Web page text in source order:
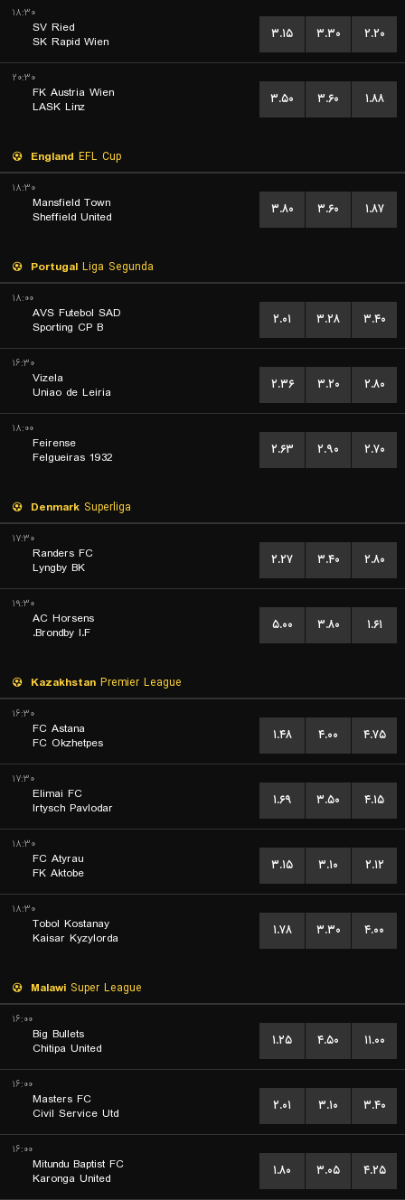
۱۸:۳۰
SV Ried
SK Rapid Wien
۳.۱۵ ۳.۳۰ ۲.۲۰
۲۰:۳۰
FK Austria Wien
LASK Linz
۳.۵۰ ۳.۶۰ ۱.۸۸
England EFL Cup
۱۸:۳۰
Mansfield Town
Sheffield United
۳.۸۰ ۳.۶۰ ۱.۸۷
Portugal Liga Segunda
۱۸:۰۰
AVS Futebol SAD
Sporting CP B
۲.۰۱ ۳.۲۸ ۳.۴۰
۱۶:۳۰
Vizela
Uniao de Leiria
۲.۳۶ ۳.۲۰ ۲.۸۰
۱۸:۰۰
Feirense
Felgueiras 1932
۲.۶۳ ۲.۹۰ ۲.۷۰
Denmark Superliga
۱۷:۳۰
Randers FC
Lyngby BK
۲.۲۷ ۳.۴۰ ۲.۸۰
۱۹:۳۰
AC Horsens
Brondby I.F.
۵.۰۰ ۳.۸۰ ۱.۶۱
Kazakhstan Premier League
۱۶:۳۰
FC Astana
FC Okzhetpes
۱.۴۸ ۴.۰۰ ۴.۷۵
۱۷:۳۰
Elimai FC
Irtysch Pavlodar
۱.۶۹ ۳.۵۰ ۴.۱۵
۱۸:۳۰
FC Atyrau
FK Aktobe
۳.۱۵ ۳.۱۰ ۲.۱۲
۱۸:۳۰
Tobol Kostanay
Kaisar Kyzylorda
۱.۷۸ ۳.۳۰ ۴.۰۰
Malawi Super League
۱۶:۰۰
Big Bullets
Chitipa United
۱.۲۵ ۴.۵۰ ۱۱.۰۰
۱۶:۰۰
Masters FC
Civil Service Utd
۲.۰۱ ۳.۱۰ ۳.۴۰
۱۶:۰۰
Mitundu Baptist FC
Karonga United
۱.۸۰ ۳.۰۵ ۴.۲۵